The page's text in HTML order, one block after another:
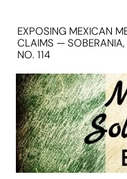
EXPOSING MEXICAN
CLAIMS —
NO. 114